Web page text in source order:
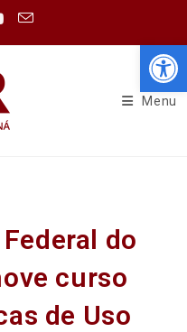
Menu
do
curso
de Uso